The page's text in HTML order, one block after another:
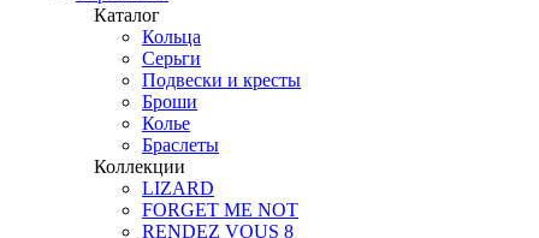
Каталог
Кольца
Серьги
Подвески и кресты
Броши
Колье
Браслеты
Коллекции
LIZARD
FORGET ME NOT
RENDEZ VOUS 8